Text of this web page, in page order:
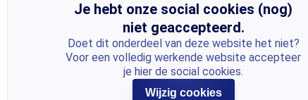
Je hebt onze social cookies (nog)
niet geaccepteerd.
Doet dit onderdeel van deze website het niet?
Voor een volledig werkende website accepteer
je hier de social cookies.
Wijzig cookies